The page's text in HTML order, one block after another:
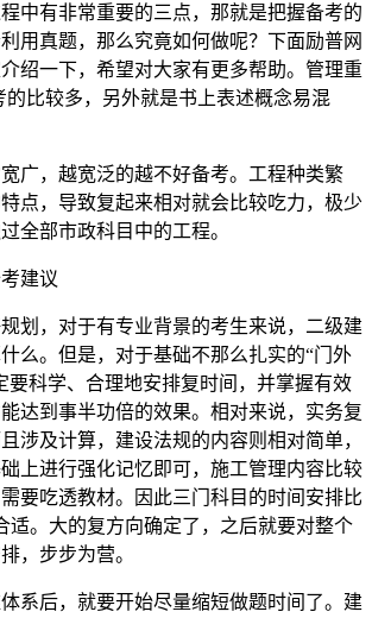
中有非常重要的三点，那就是把握备考的
用真题，那么究竟如何做呢？下面励普网
绍一下，希望对大家有更多帮助。管理重
的比较多，另外就是书上表述概念易混
广，越宽泛的越不好备考。工程种类繁
点，导致复起来相对就会比较吃力，极少
全部市政科目中的工程。
建议
划，对于有专业背景的考生来说，二级建
么。但是，对于基础不那么扎实的“门外
要科学、合理地安排复时间，并掌握有效
达到事半功倍的效果。相对来说，实务复
涉及计算，建设法规的内容则相对简单，
上进行强化记忆即可，施工管理内容比较
要吃透教材。因此三门科目的时间安排比
适。大的复方向确定了，之后就要对整个
，步步为营。
系后，就要开始尽量缩短做题时间了。建